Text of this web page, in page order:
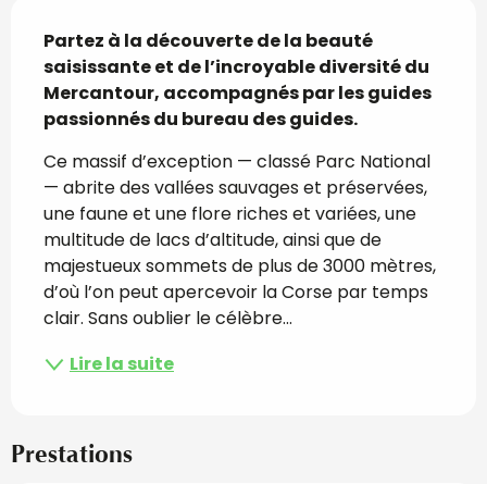
Description
Partez à la découverte de la beauté
saisissante et de l’incroyable diversité du
Mercantour, accompagnés par les guides
passionnés du bureau des guides.
Ce massif d’exception — classé Parc National
— abrite des vallées sauvages et préservées,
une faune et une flore riches et variées, une
multitude de lacs d’altitude, ainsi que de
majestueux sommets de plus de 3000 mètres,
d’où l’on peut apercevoir la Corse par temps
clair. Sans oublier le célèbre...
Lire la suite
Prestations